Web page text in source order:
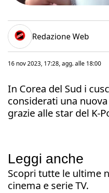
Redazione Web
16 nov 2023, 17:28, agg. alle 18:00
In Corea del Sud i
considerati una
grazie alle star del K-
Leggi anche
Scopri tutte le ultime
cinema e serie TV.